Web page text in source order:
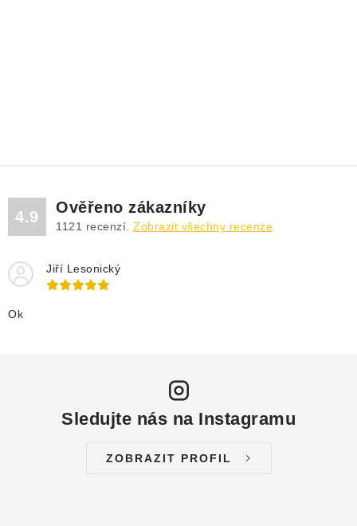
4.9
Ověřeno zákazníky
1121 recenzí. Zobrazit všechny recenze
Jiří Lesonický
Ok
Sledujte nás na Instagramu
ZOBRAZIT PROFIL